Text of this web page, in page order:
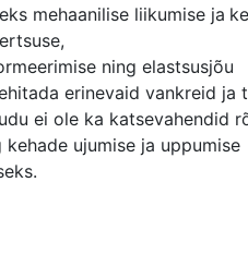
mehaanilise liikumise ja
ning elastsusjõu
erinevaid vankreid ja
ei ole ka katsevahendid
kehade ujumise ja uppumise